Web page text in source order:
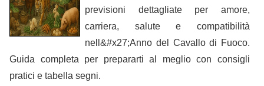
previsioni dettagliate per amore,
carriera, salute e compatibilità
nell&#x27;Anno del Cavallo di Fuoco.
Guida completa per prepararti al meglio con consigli
pratici e tabella segni.